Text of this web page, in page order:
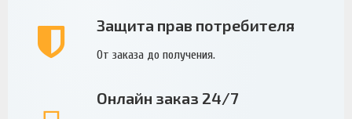
Защита прав потребителя
От заказа до получения.
Онлайн заказ 24/7